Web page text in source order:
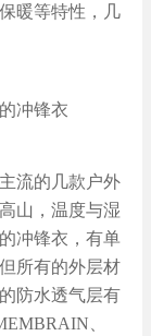
暖等特性，几
流的几款户外
山，温度与湿
冲锋衣，有单
所有的外层材
防水透气层有
、